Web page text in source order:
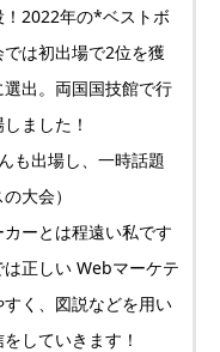
2022年の*ベストボ
は初出場で2位を獲
出。両国国技館で行
ました！
も出場し、一時話題
大会）
ーとは程遠い私です
正しい Webマーケテ
く、図説などを用い
していきます！